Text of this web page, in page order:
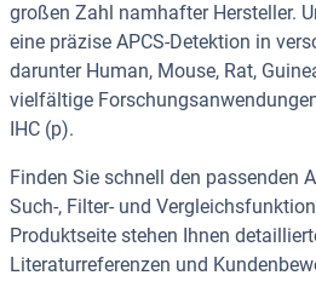
großen Zahl namhafter Hersteller.
eine präzise APCS-Detektion in
darunter Human, Mouse, Rat,
vielfältige Forschungsanwendungen
IHC (p).
Finden Sie schnell den passenden
Such-, Filter- und
Produktseite stehen Ihnen
Literaturreferenzen und